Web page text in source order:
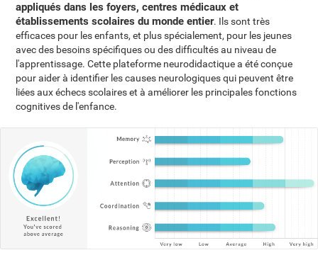
appliqués dans les foyers, centres médicaux et
établissements scolaires du monde entier. Ils sont très
efficaces pour les enfants, et plus spécialement, pour les jeunes
avec des besoins spécifiques ou des difficultés au niveau de
l'apprentissage. Cette plateforme neurodidactique a été conçue
pour aider à identifier les causes neurologiques qui peuvent être
liées aux échecs scolaires et à améliorer les principales fonctions
cognitives de l'enfance.